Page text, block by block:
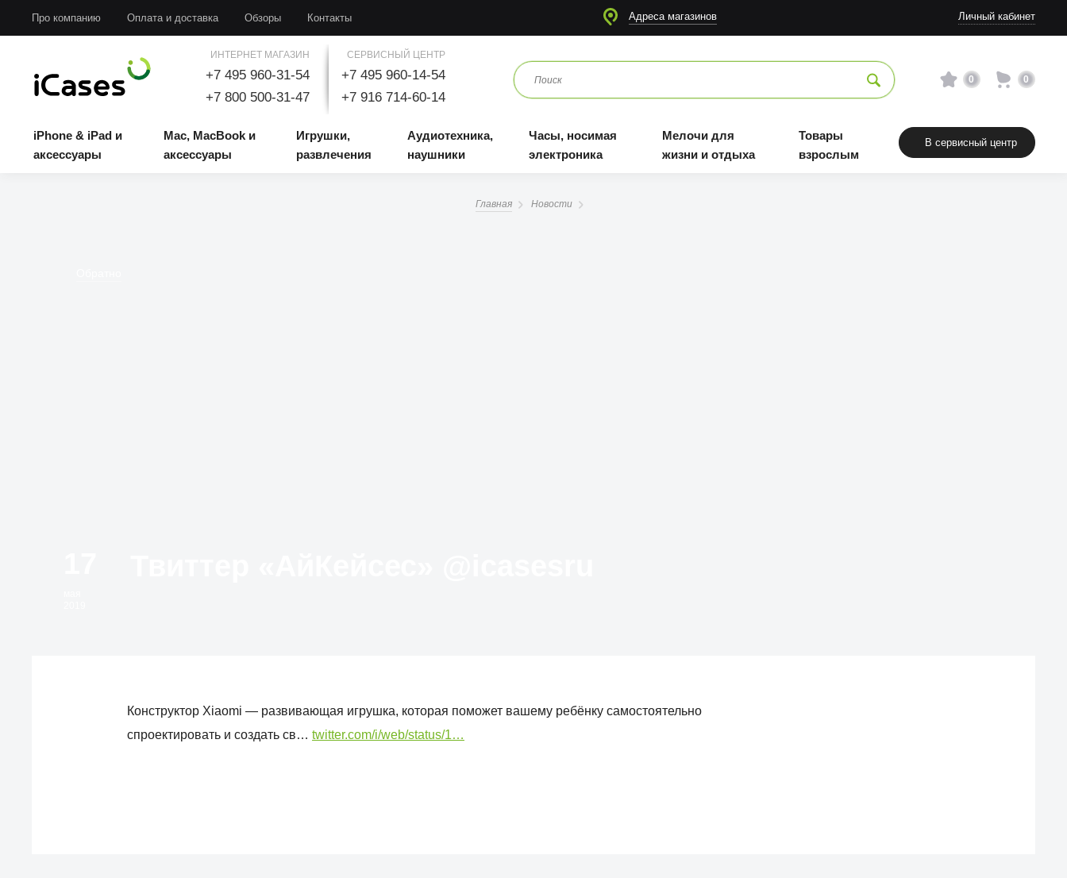
Про компанию Оплата и доставка Обзоры Контакты Адреса магазинов Личный кабинет
ИНТЕРНЕТ МАГАЗИН
+7 495 960-31-54
+7 800 500-31-47
СЕРВИСНЫЙ ЦЕНТР
+7 495 960-14-54
+7 916 714-60-14
0 0
iPhone & iPad и
аксессуары
Mac, MacBook и
аксессуары
Игрушки,
развлечения
Аудиотехника,
наушники
Часы, носимая
электроника
Мелочи для
жизни и отдыха
Товары
взрослым
В сервисный центр
Главная Новости
Конструктор Xiaomi — развивающая игрушка, которая поможет вашему ребёнку самостоятельно
спроектировать и создать св… twitter.com/i/web/status/1…